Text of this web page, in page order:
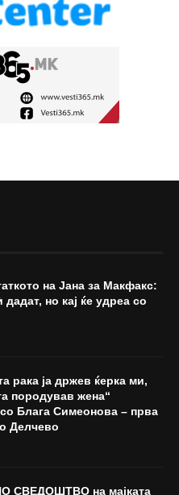
на Јана за Макфакс:
но кај ќе удреа со
рака ја држев ќерка ми,
породував жена“
со Блага Симеонова – прва
Делчево
СВЕДОШТВО на мајката